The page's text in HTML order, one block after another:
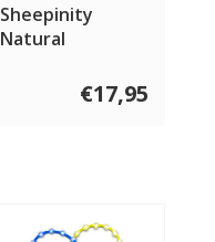
Sheepinity
Natural
€17,95